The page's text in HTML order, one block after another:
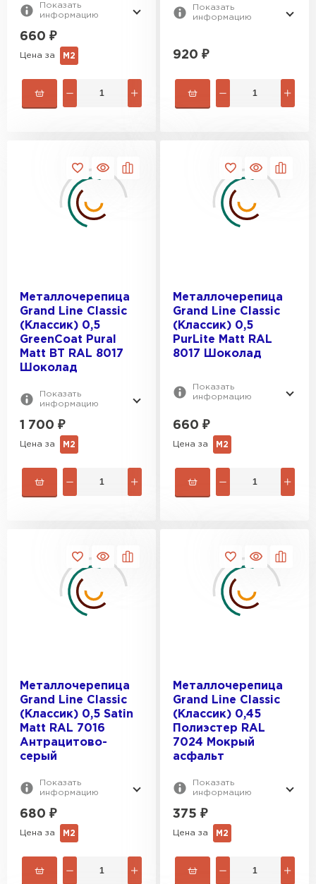
Показать
информацию
660 ₽
Цена за М2
Показать
информацию
920 ₽
Металлочерепица
Grand Line Classic
(Классик) 0,5
GreenCoat Pural
Matt BT RAL 8017
Шоколад
Показать
информацию
1 700 ₽
Цена за М2
Металлочерепица
Grand Line Classic
(Классик) 0,5
PurLite Мatt RAL
8017 Шоколад
Показать
информацию
660 ₽
Цена за М2
Металлочерепица
Grand Line Classic
(Классик) 0,5 Satin
Мatt RAL 7016
Антрацитово-
серый
Показать
информацию
680 ₽
Цена за М2
Металлочерепица
Grand Line Classic
(Классик) 0,45
Полиэстер RAL
7024 Мокрый
асфальт
Показать
информацию
375 ₽
Цена за М2